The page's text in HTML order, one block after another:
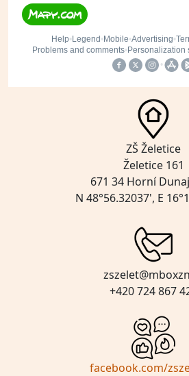
ZŠ Želetice
Želetice 161
671 34 Horní
N 48°56.32037', E
+420 724 867
facebook.com/